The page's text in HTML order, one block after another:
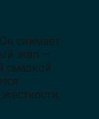
снимает
этап —
смазкой